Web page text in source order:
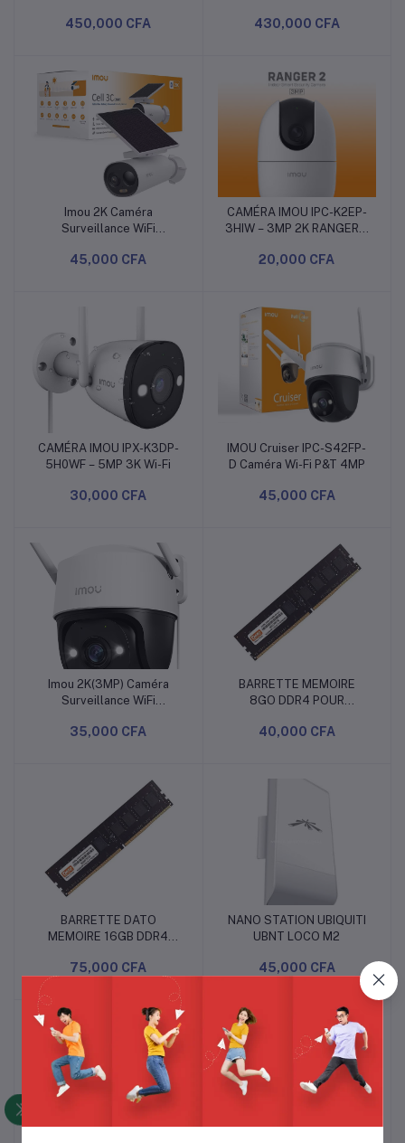
Angle 4K, Effet de Perche
stabilisation, Carte
microSD Non Incluse
450,000 CFA
360° 8K pour Moto
430,000 CFA
Ajouter au panier
Imou 2K Caméra
Surveillance WiFi
Solaire, WiFi 2.4GHz |
Nocturne
Couluer,IP65,Mode Priv
45,000 CFA
Ajouter au panier
CAMÉRA IMOU IPC-K2EP-
3HIW – 3MP 2K RANGER 2
20,000 CFA
Ajouter au panier
CAMÉRA IMOU IPX-K3DP-
5H0WF – 5MP 3K Wi-Fi
30,000 CFA
Ajouter au panier
IMOU Cruiser IPC-S42FP-
D Caméra Wi-Fi P&T 4MP
45,000 CFA
Ajouter au panier
Imou 2K(3MP) Caméra
Surveillance WiFi
Exterieur | Vision
Personne/Véhicule, Suivi
Intelligent, IP66, WiFi
2.4GHz/WiFi 6,Audio
Bidirectionnel
35,000 CFA
Ajouter au panier
BARRETTE MEMOIRE
8GO DDR4 POUR
40,000 CFA
Ajouter au panier
BARRETTE DATO
MEMOIRE 16GB DDR4
75,000 CFA
Ajouter au panier
NANO STATION UBIQUITI
UBNT LOCO M2
45,000 CFA